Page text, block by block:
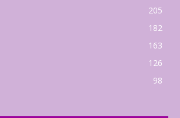
205
182
163
126
98